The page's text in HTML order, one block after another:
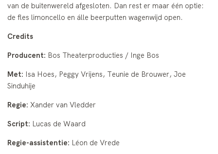
van de buitenwereld afgesloten. Dan rest er maar één optie:
de fles limoncello en álle beerputten wagenwijd open.
Credits
Producent: Bos Theaterproducties / Inge Bos
Met: Isa Hoes, Peggy Vrijens, Teunie de Brouwer, Joe
Sinduhije
Regie: Xander van Vledder
Script: Lucas de Waard
Regie-assistentie: Léon de Vrede